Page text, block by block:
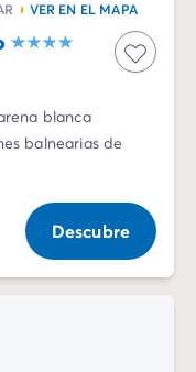
VER EN EL MAPA
blanca
balnearias de
Descubre